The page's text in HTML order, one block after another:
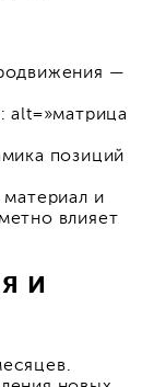
—
alt=»матрица
позиций
материал и
влияет
и